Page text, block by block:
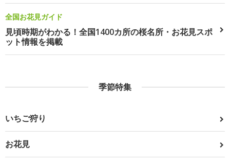
全国お花見ガイド
見頃時期がわかる！全国1400カ所の桜名所・お花見スポ
ット情報を掲載
季節特集
いちご狩り
お花見